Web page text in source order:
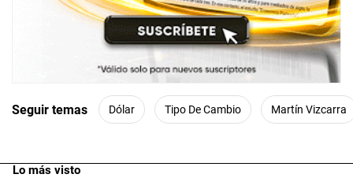
Seguir temas Dólar Tipo De Cambio Martín Vizcarra
Lo más visto